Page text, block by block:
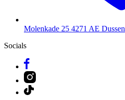
Molenkade 25 4271 AE Dussen
Socials